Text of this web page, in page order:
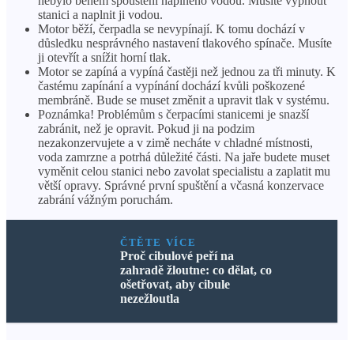
stanici a naplnit ji vodou.
Motor běží, čerpadla se nevypínají. K tomu dochází v
důsledku nesprávného nastavení tlakového spínače. Musíte
ji otevřít a snížit horní tlak.
Motor se zapíná a vypíná častěji než jednou za tři minuty. K
častému zapínání a vypínání dochází kvůli poškozené
membráně. Bude se muset změnit a upravit tlak v systému.
Poznámka! Problémům s čerpacími stanicemi je snazší
zabránit, než je opravit. Pokud ji na podzim
nezakonzervujete a v zimě necháte v chladné místnosti,
voda zamrzne a potrhá důležité části. Na jaře budete muset
vyměnit celou stanici nebo zavolat specialistu a zaplatit mu
větší opravy. Správné první spuštění a včasná konzervace
zabrání vážným poruchám.
ČTĚTE VÍCE
Proč cibulové peří na
zahradě žloutne: co dělat, co
ošetřovat, aby cibule
nezežloutla